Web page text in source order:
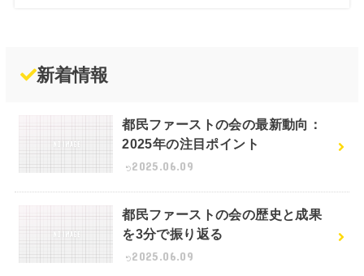
新着情報
都民ファーストの会の最新動向：
2025年の注目ポイント
2025.06.09
都民ファーストの会の歴史と成果
を3分で振り返る
2025.06.09